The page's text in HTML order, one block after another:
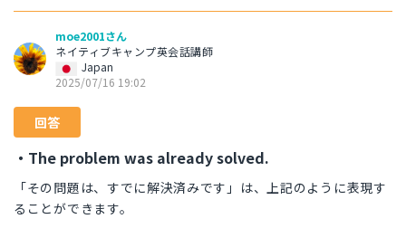
moe2001さん
ネイティブキャンプ英会話講師
Japan
2025/07/16 19:02
回答
・The problem was already solved.
「その問題は、すでに解決済みです」は、上記のように表現す
ることができます。